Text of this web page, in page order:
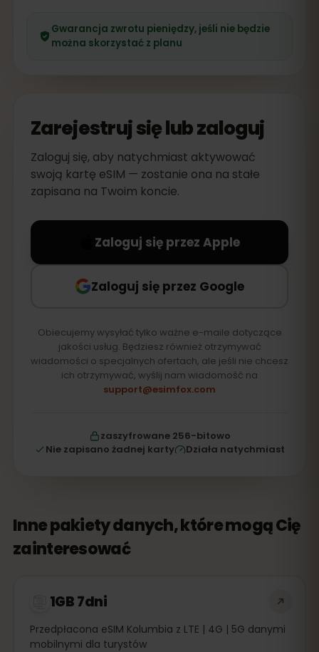
Gwarancja zwrotu pieniędzy, jeśli nie będzie
można skorzystać z planu
Zarejestruj się lub zaloguj
Zaloguj się, aby natychmiast aktywować
swoją kartę eSIM — zostanie ona na stałe
zapisana na Twoim koncie.
Zaloguj się przez Apple
Zaloguj się przez Google
Obiecujemy wysyłać tylko ważne e-maile dotyczące
jakości usług. Będziesz również otrzymywać
wiadomości o specjalnych ofertach, ale jeśli nie chcesz
ich otrzymywać, wyślij nam wiadomość na
support@esimfox.com
zaszyfrowane 256-bitowo
Nie zapisano żadnej karty
Działa natychmiast
Inne pakiety danych, które mogą Cię
zainteresować
1GB 7dni
Przedpłacona eSIM Kolumbia z LTE | 4G | 5G danymi
mobilnymi dla turystów